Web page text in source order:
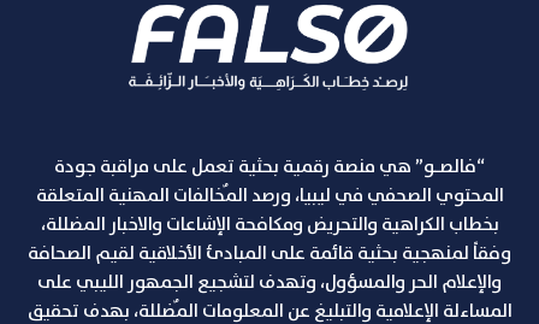
“فالصـو” هي منصة رقمية بحثية تعمل على مراقبة جودة
المحتوي الصحفي في ليبيا، ورصد المٌخالفات المهنية المتعلقة
بخطاب الكراهية والتحريض ومكافحة الإشاعات والاخبار المضللة،
وفقاً لمنهجية بحثية قائمة على المبادئ الأخلاقية لقيم الصحافة
والإعلام الحر والمسؤول، وتهدف لتشجيع الجمهور الليبي على
المساءلة الإعلامية والتبليغ عن المعلومات المٌضللة، بهدف تحقيق